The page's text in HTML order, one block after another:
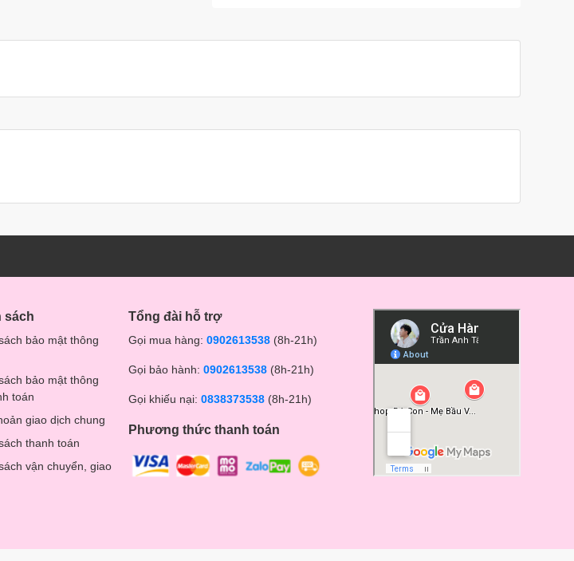
sách
bảo mật thông
bảo mật thông
toán
giao dịch chung
thanh toán
vận chuyển, giao
Tổng đài hỗ trợ
Gọi mua hàng: 0902613538 (8h-21h)
Gọi bảo hành: 0902613538 (8h-21h)
Gọi khiếu nại: 0838373538 (8h-21h)
Phương thức thanh toán